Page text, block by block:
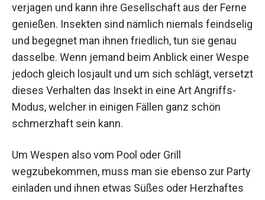
verjagen und kann ihre Gesellschaft aus der Ferne
genießen. Insekten sind nämlich niemals feindselig
und begegnet man ihnen friedlich, tun sie genau
dasselbe. Wenn jemand beim Anblick einer Wespe
jedoch gleich losjault und um sich schlägt, versetzt
dieses Verhalten das Insekt in eine Art Angriffs-
Modus, welcher in einigen Fällen ganz schön
schmerzhaft sein kann.
Um Wespen also vom Pool oder Grill
wegzubekommen, muss man sie ebenso zur Party
einladen und ihnen etwas Süßes oder Herzhaftes